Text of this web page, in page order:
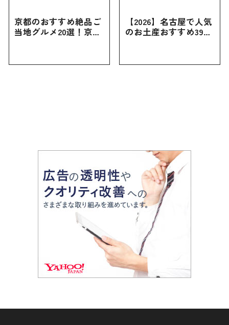
京都のおすすめ絶品ご
当地グルメ20選！京都
【2026】名古屋で人気
のお土産おすすめ39選
お土産・ばらまき用ま